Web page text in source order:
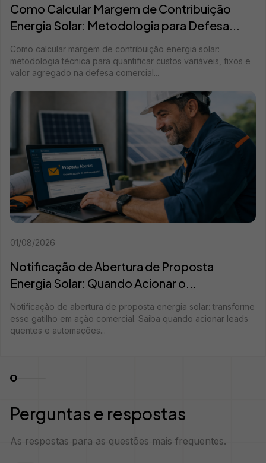
Como Calcular Margem de Contribuição
Energia Solar: Metodologia para Defesa...
Como calcular margem de contribuição energia solar:
metodologia técnica para quantificar custos variáveis, fixos e
valor agregado na defesa comercial...
01/08/2026
Notificação de Abertura de Proposta
Energia Solar: Quando Acionar o...
Notificação de abertura de proposta energia solar: transforme
esse gatilho em ação comercial. Saiba quando acionar leads
quentes e automações...
Perguntas e respostas
As respostas para as questões mais frequentes.